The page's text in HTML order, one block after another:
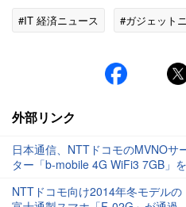
#IT 経済ニュース #ガジェット
外部リンク
日本通信、NTTドコモのMVNOサ
ター「b-mobile 4G WiFi3 7GB」
NTTドコモ向け2014年冬モデル